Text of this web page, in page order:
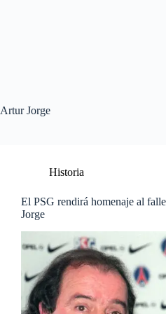
Artur Jorge
Historia
El PSG rendirá homenaje al
Jorge